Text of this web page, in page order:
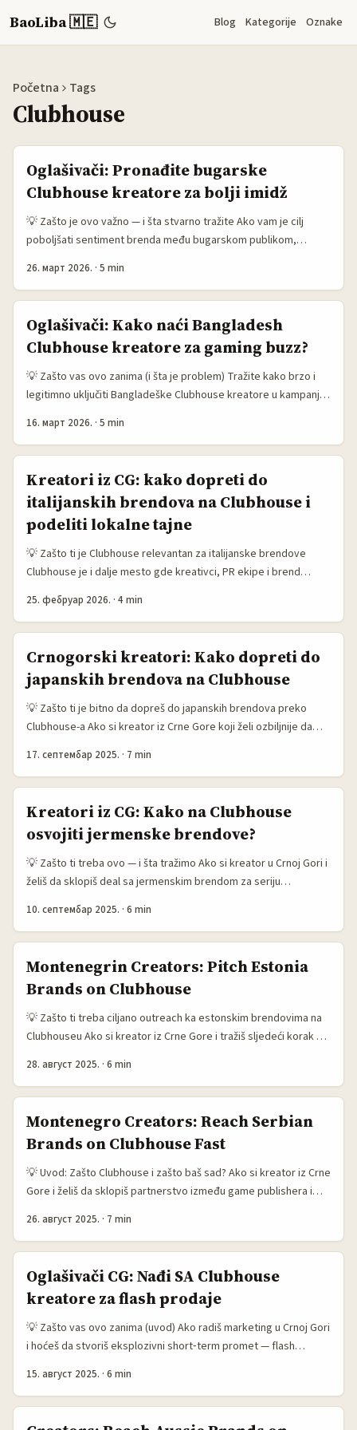
BaoLiba 🇲🇪 Blog Kategorije Oznake
Početna Tags
Clubhouse
Oglašivači: Pronađite bugarske
Clubhouse kreatore za bolji imidž
💡 Zašto je ovo važno — i šta stvarno tražite Ako vam je cilj
poboljšati sentiment brenda među bugarskom publikom,
obrazuje mišljenje brzo, iskreno i često bez filtera. Problem:
ili TikTok, a lokalne sobe su često skriveni dragulji koje
pronalaze samo insidersi. Ovaj vodič je za oglašivače iz Crne
Gore koji hoće praktične korake: kako identificovati bugarske
kreatore na Clubhouseu, provjeriti reputaciju, procijeniti utjecaj
na sentiment i skrojiti kampanju koja ne zvuči kao hladna PR
poruka. Koristim najnovije trendove u creator marketingu (npr.
centralizaciju discovery alata kod YouTubea) i primjere iz
industrije da ponudim operativne taktike, bez floskula. ...
26. март 2026. · 5 min
Oglašivači: Kako naći Bangladesh
Clubhouse kreatore za gaming buzz?
💡 Zašto vas ovo zanima (i šta je problem) Tražite kako brzo i
legitimno uključiti Bangladeške Clubhouse kreatore u kampanju
publika u Južnoj Aziji može da eksplodira s pravim glasovima.
gamerima, a ko je “glas za hire”. ...
16. март 2026. · 5 min
Kreatori iz CG: kako dopreti do
italijanskih brendova na Clubhouse i
podeliti lokalne tajne
💡 Zašto ti je Clubhouse relevantan za italijanske brendove
Clubhouse je i dalje mesto gde kreativci, PR ekipe i brend
menadžeri iz Italije love autentične priče — posebno oko mode,
hrane i lokalnih destinacija. Ako pratiš trendove iz 2026,
MENAFN, 24.02.2026). ...
25. фебруар 2026. · 4 min
Crnogorski kreatori: Kako dopreti do
japanskih brendova na Clubhouse
💡 Zašto ti je bitno da dopreš do japanskih brendova preko
Clubhouse-a Ako si kreator iz Crne Gore koji želi ozbiljnije da
proširi teren — Japanci su više od estetike i cool proizvoda.
Japan je tržište koje proizvodi viralni sadržaj: lansiranja koja
vidimo u medijima — od priče o invite-only pristupu za određene
prodavnice (Gizmodo Japan) do brzih lokalnih uspeha kao što
su TOP TOY ili Miniso koji privlače gomile i globalnu pažnju (36Kr
Japan). ...
17. септембар 2025. · 7 min
Kreatori iz CG: Kako na Clubhouse
osvojiti jermenske brendove?
💡 Zašto ti treba ovo — i šta tražimo Ako si kreator u Crnoj Gori i
želiš da sklopiš deal sa jermenskim brendom za seriju
brendiranih tutorijala, prvo — bravo, pametan choice.
Jermenski brendovi su često orijentisani na tržišta dijaspore,
super kanal za live tutorijale, Q&A sesije i “behind-the-scenes”
demo koje brendovi plaćaju. ...
10. септембар 2025. · 6 min
Montenegrin Creators: Pitch Estonia
Brands on Clubhouse
💡 Zašto ti treba ciljano outreach ka estonskim brendovima na
Clubhouseu Ako si kreator iz Crne Gore i tražiš sljedeći korak za
meme: ima gustu startap-scenу, B2B SaaS kompanije i niše u
audio-formati funkcionisu kao brz način da izgradiš autoritet i
direktno komuniciraš s odlukačima i timovima koji vode
community i marketing. ...
28. август 2025. · 6 min
Montenegro Creators: Reach Serbian
Brands on Clubhouse Fast
💡 Uvod: Zašto Clubhouse i zašto baš sad? Ako si kreator iz Crne
Gore i želiš da sklopiš partnerstvo između game publishera i
su i dalje niche, ali imaju specijalnu moć: kad dobra tema upali,
marketinga vole da testiraju nove kanale gde je pažnja zaista tu.
...
26. август 2025. · 7 min
Oglašivači CG: Nađi SA Clubhouse
kreatore za flash prodaje
💡 Zašto vas ovo zanima (uvod) Ako radiš marketing u Crnoj Gori
i hoćeš da stvoriš eksplozivni short‑term promet — flash
Clubhouse i audio sobe su self‑service megafon: autentičnost,
15. август 2025. · 6 min